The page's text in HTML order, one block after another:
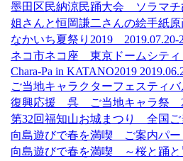
墨田区民納涼民踊大会 ソラマチ
姐さんと恒岡謙二さんの絵手紙
なかいち夏祭り2019 2019.07.20-
ネコ市ネコ座 東京ドームシティ
Chara-Pa in KATANO2019
ご当地キャラクターフェスティバ
復興応援 呉 ご当地キャラ祭
第32回福知山お城まつり 全国
向島遊びで春を満喫 ご案内パー
向島遊びで春を満喫 ～桜と踊